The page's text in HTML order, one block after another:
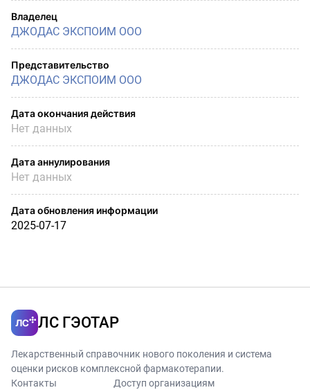
Владелец
ДЖОДАС ЭКСПОИМ ООО
Представительство
ДЖОДАС ЭКСПОИМ ООО
Дата окончания действия
Нет данных
Дата аннулирования
Нет данных
Дата обновления информации
2025-07-17
ЛС ГЭОТАР
Лекарственный справочник нового поколения и система
оценки рисков комплексной фармакотерапии.
Контакты
Доступ организациям